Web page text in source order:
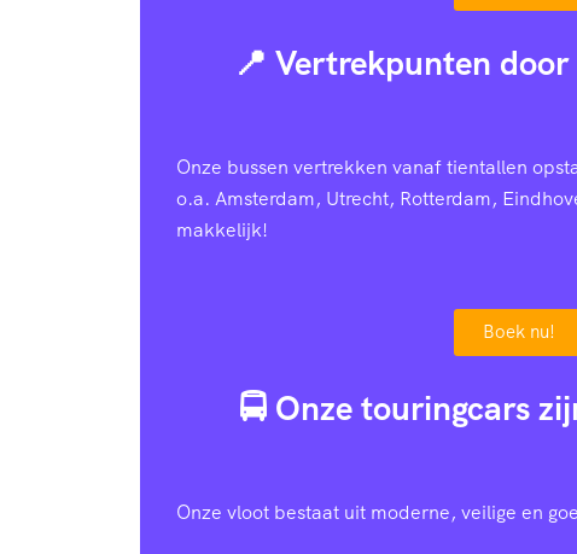
📍 Vertrekpunten
Onze bussen vertrekken vanaf tientallen
o.a. Amsterdam, Utrecht, Rotterdam,
makkelijk!
Boek nu!
🚍 Onze touringcars
Onze vloot bestaat uit moderne, veilige en